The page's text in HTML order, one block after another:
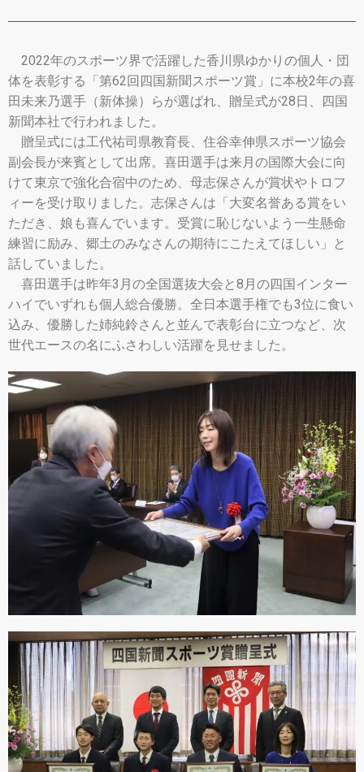
2022年のスポーツ界で活躍した香川県ゆかりの個人・団
体を表彰する「第62回四国新聞スポーツ賞」に本校2年の喜
田未来乃選手（新体操）らが選ばれ、贈呈式が28日、四国
新聞本社で行われました。
贈呈式には工代祐司県教育長、住谷幸伸県スポーツ協会
副会長が来賓として出席。喜田選手は来月の国際大会に向
けて東京で強化合宿中のため、母志保さんが賞状やトロフ
ィーを受け取りました。志保さんは「大変名誉ある賞をい
ただき、娘も喜んでいます。受賞に恥じないよう一生懸命
練習に励み、郷土のみなさんの期待にこたえてほしい」と
話していました。
喜田選手は昨年3月の全国選抜大会と8月の四国インター
ハイでいずれも個人総合優勝。全日本選手権でも3位に食い
込み、優勝した姉純鈴さんと並んで表彰台に立つなど、次
世代エースの名にふさわしい活躍を見せました。